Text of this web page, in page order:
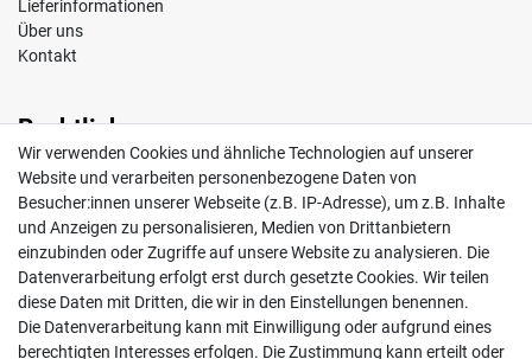
Lieferinformationen
Über uns
Kontakt
Rechtliches
Impressum
AGB
Widerrufsrecht
Datenschutz
Vertrag widerrufen
Mein Konto
Wir verwenden Cookies und ähnliche Technologien auf unserer
Website und verarbeiten personenbezogene Daten von
Besucher:innen unserer Webseite (z.B. IP-Adresse), um z.B. Inhalte
und Anzeigen zu personalisieren, Medien von Drittanbietern
einzubinden oder Zugriffe auf unsere Website zu analysieren. Die
Datenverarbeitung erfolgt erst durch gesetzte Cookies. Wir teilen
diese Daten mit Dritten, die wir in den Einstellungen benennen.
Die Datenverarbeitung kann mit Einwilligung oder aufgrund eines
berechtigten Interesses erfolgen. Die Zustimmung kann erteilt oder